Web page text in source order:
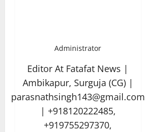
Administrator
Editor At Fatafat News |
Ambikapur, Surguja (CG) |
parasnathsingh143@gmail.com
| +918120222485,
+919755297370,